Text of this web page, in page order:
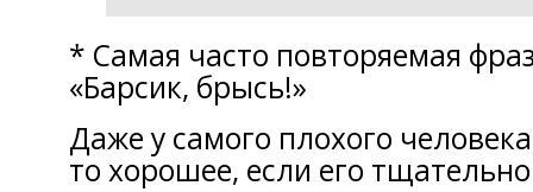
* Самая часто повторяемая
«Барсик, брысь!»
Даже y самого плохого
тo хорошее, если егo